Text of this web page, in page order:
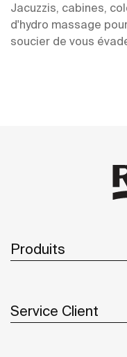
Jacuzzis, cabines,
d'hydro massage
soucier de vous
Produits
Service Client